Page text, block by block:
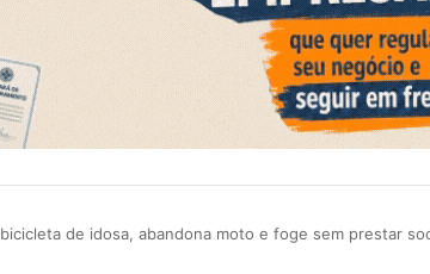
de idosa, abandona moto e foge sem prestar